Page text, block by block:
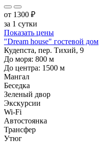
от 1300 ₽
за 1 сутки
Показать цены
"Dream house" гостевой дом
Кудепста, пер. Тихий, 9
До моря: 800 м
До центра: 1500 м
Мангал
Беседка
Зеленый двор
Экскурсии
Wi-Fi
Автостоянка
Трансфер
Утюг